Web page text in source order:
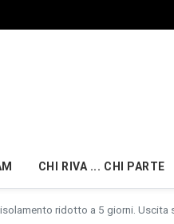
CHI RIVA ... CHI PARTE
ridotto a 5 giorni. Uscita